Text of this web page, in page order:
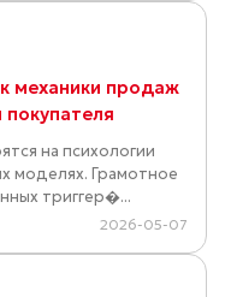
механики продаж
на психологии
моделях. Грамотное
триггер�...
2026-05-07